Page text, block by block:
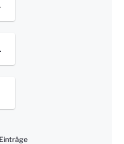
Pro Seite